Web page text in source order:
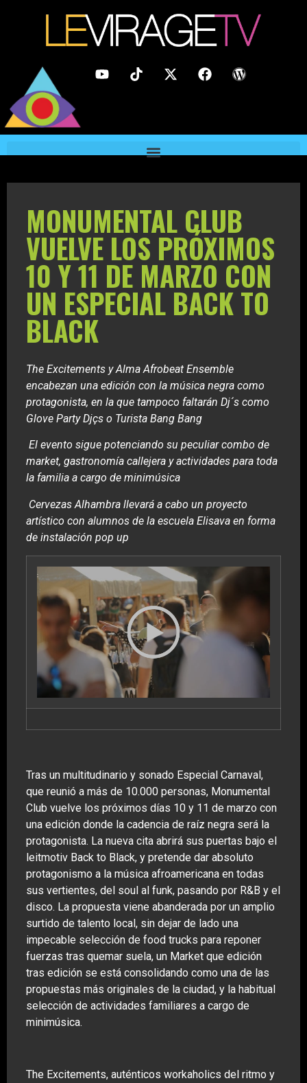
MONUMENTAL CLUB
VUELVE LOS PRÓXIMOS
10 Y 11 DE MARZO CON
UN ESPECIAL BACK TO
BLACK
The Excitements y Alma Afrobeat Ensemble
encabezan una edición con la música negra como
protagonista, en la que tampoco faltarán Dj´s como
Glove Party Djçs o Turista Bang Bang
El evento sigue potenciando su peculiar combo de
market, gastronomía callejera y actividades para toda
la familia a cargo de minimúsica
Cervezas Alhambra llevará a cabo un proyecto
artístico con alumnos de la escuela Elisava en forma
de instalación pop up
Tras un multitudinario y sonado Especial Carnaval,
que reunió a más de 10.000 personas, Monumental
Club vuelve los próximos días 10 y 11 de marzo con
una edición donde la cadencia de raíz negra será la
protagonista. La nueva cita abrirá sus puertas bajo el
leitmotiv Back to Black, y pretende dar absoluto
protagonismo a la música afroamericana en todas
sus vertientes, del soul al funk, pasando por R&B y el
disco. La propuesta viene abanderada por un amplio
surtido de talento local, sin dejar de lado una
impecable selección de food trucks para reponer
fuerzas tras quemar suela, un Market que edición
tras edición se está consolidando como una de las
propuestas más originales de la ciudad, y la habitual
selección de actividades familiares a cargo de
minimúsica.
The Excitements, auténticos workaholics del ritmo y